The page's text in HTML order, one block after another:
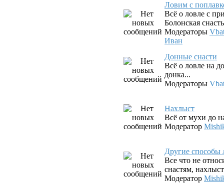
Ловим с
Всё о ловле с
Болонская
Модераторы
Иван
Донные снасти
Всё о ловле на
донка...
Модераторы
Нахлыст
Всё от мухи до
Модератор
Другие способы
Все что не
снастям,
Модератор